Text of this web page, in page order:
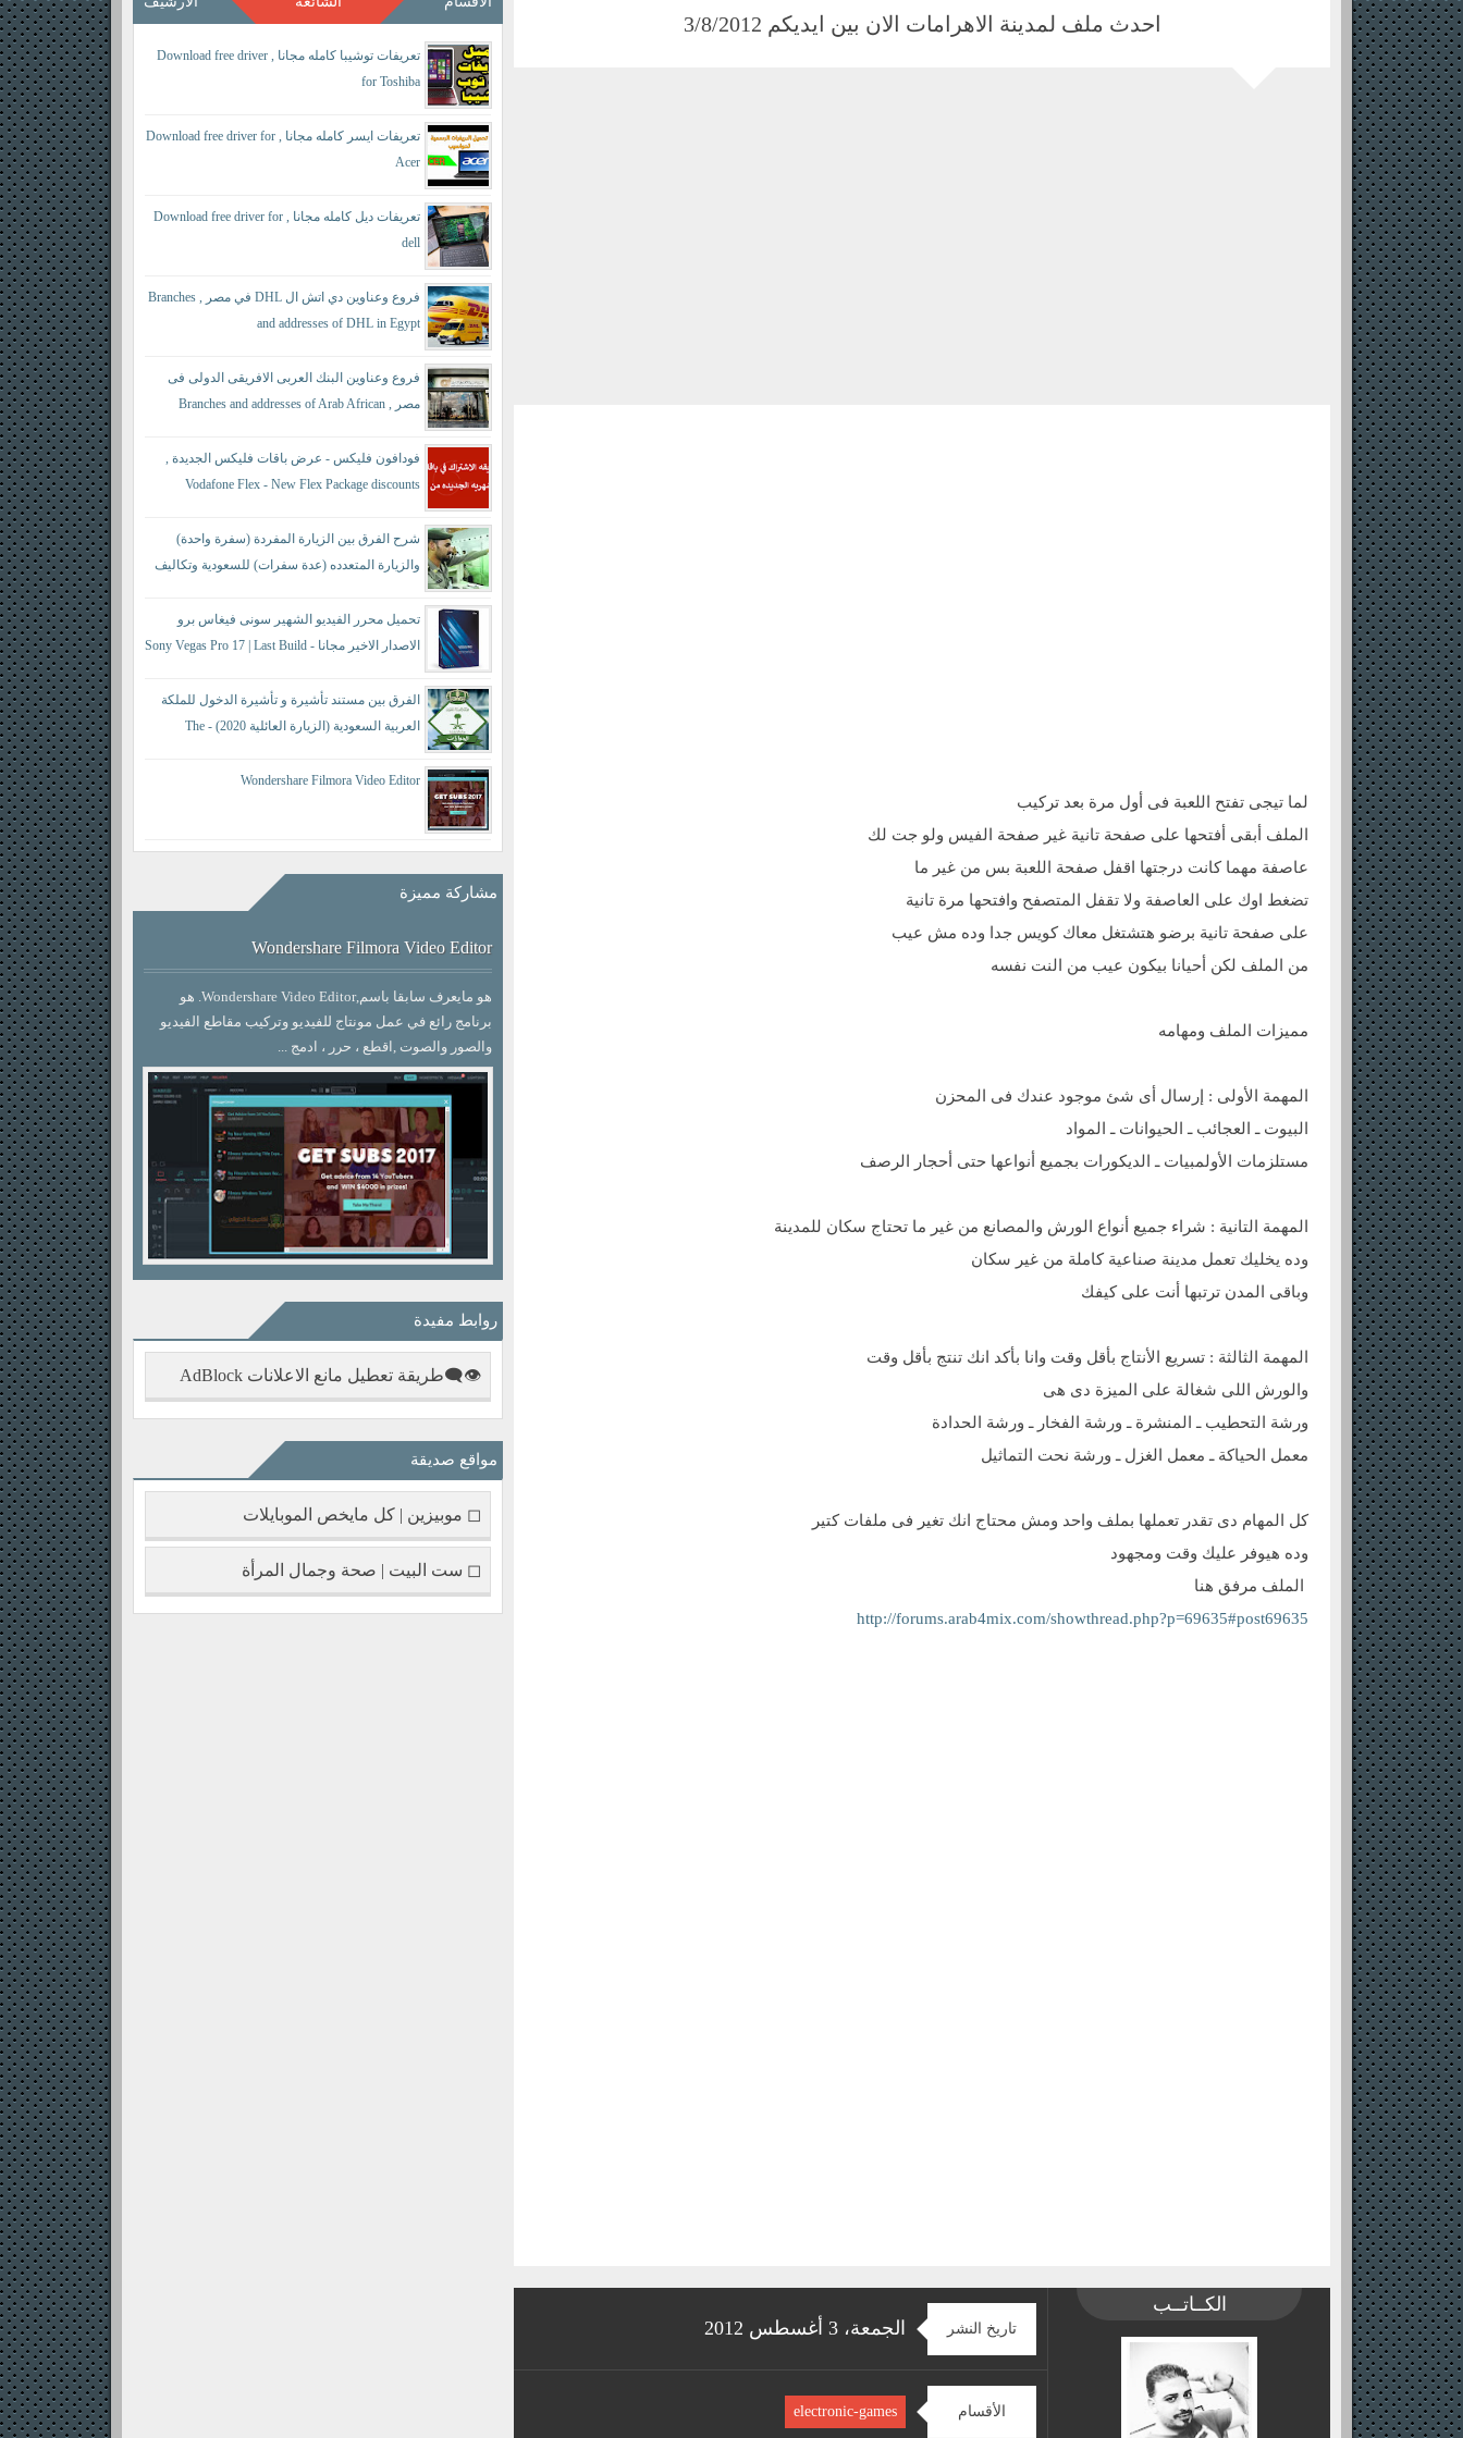
enjazit site
احدث ملف لمدينة الاهرامات الان بين ايديكم 3/8/2012
لما تيجى تفتح اللعبة فى أول مرة بعد تركيب
الملف أبقى أفتحها على صفحة تانية غير صفحة الفيس ولو جت لك
عاصفة مهما كانت درجتها اقفل صفحة اللعبة بس من غير ما
تضغط اوك على العاصفة ولا تقفل المتصفح وافتحها مرة تانية
على صفحة تانية برضو هتشتغل معاك كويس جدا وده مش عيب
من الملف لكن أحيانا بيكون عيب من النت نفسه
مميزات الملف ومهامه
المهمة الأولى : إرسال أى شئ موجود عندك فى المحزن
البيوت ـ العجائب ـ الحيوانات ـ المواد
مستلزمات الأولمبيات ـ الديكورات بجميع أنواعها حتى أحجار الرصف
المهمة التانية : شراء جميع أنواع الورش والمصانع من غير ما تحتاج سكان للمدينة
وده يخليك تعمل مدينة صناعية كاملة من غير سكان
وباقى المدن ترتبها أنت على كيفك
المهمة الثالثة : تسريع الأنتاج بأقل وقت وانا بأكد انك تنتج بأقل وقت
والورش اللى شغالة على الميزة دى هى
ورشة التحطيب ـ المنشرة ـ ورشة الفخار ـ ورشة الحدادة
معمل الحياكة ـ معمل الغزل ـ ورشة نحت التماثيل
كل المهام دى تقدر تعملها بملف واحد ومش محتاج انك تغير فى ملفات كتير
وده هيوفر عليك وقت ومجهود
الملف مرفق هنا
http://forums.arab4mix.com/showthread.php?p=69635#post69635
الكــاتــب
تاريخ النشر الجمعة، 3 أغسطس 2012
الأقسام electronic-games
تعريفات توشيبا كامله مجانا , Download free driver
for Toshiba
تعريفات ايسر كامله مجانا , Download free driver for
Acer
تعريفات ديل كامله مجانا , Download free driver for
dell
فروع وعناوين دي اتش ال DHL في مصر , Branches
and addresses of DHL in Egypt
فروع وعناوين البنك العربى الافريقى الدولى فى
مصر , Branches and addresses of Arab African
فودافون فليكس - عرض باقات فليكس الجديدة ,
Vodafone Flex - New Flex Package discounts
شرح الفرق بين الزيارة المفردة (سفرة واحدة)
والزيارة المتعدده (عدة سفرات) للسعودية وتكاليف
single visit and a multiple visit
تحميل محرر الفيديو الشهير سونى فيغاس برو
الاصدار الاخير مجانا - Sony Vegas Pro 17 | Last Build
الفرق بين مستند تأشيرة و تأشيرة الدخول للملكة
العربية السعودية (الزيارة العائلية 2020) - The
Wondershare Filmora Video Editor
مشاركة مميزة
Wondershare Filmora Video Editor
هو مايعرف سابقا باسم,Wondershare Video Editor. هو
برنامج رائع في عمل مونتاج للفيديو وتركيب مقاطع الفيديو
والصور والصوت ,اقطع ، حرر ، ادمج ...
روابط مفيدة
👁‍🗨طريقة تعطيل مانع الاعلانات AdBlock
مواقع صديقة
◻ موبيزين | كل مايخص الموبايلات
◻ ست البيت | صحة وجمال المرأة